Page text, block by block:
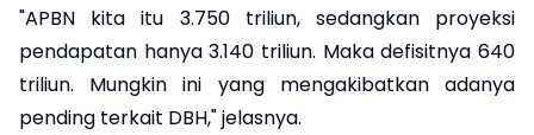
"APBN kita itu 3.750 triliun, sedangkan proyeksi
pendapatan hanya 3.140 triliun. Maka defisitnya 640
triliun. Mungkin ini yang mengakibatkan adanya
pending terkait DBH," jelasnya.